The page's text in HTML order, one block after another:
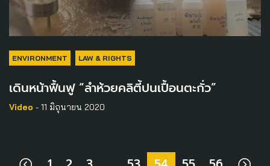
ENVIRONMENT LAW & RIGHTS
เดินหน้าฟื้นฟู “ลำห้วยคลิตี้ปนเปื้อนตะกั่ว”
Video - 11 มิถุนายน 2020